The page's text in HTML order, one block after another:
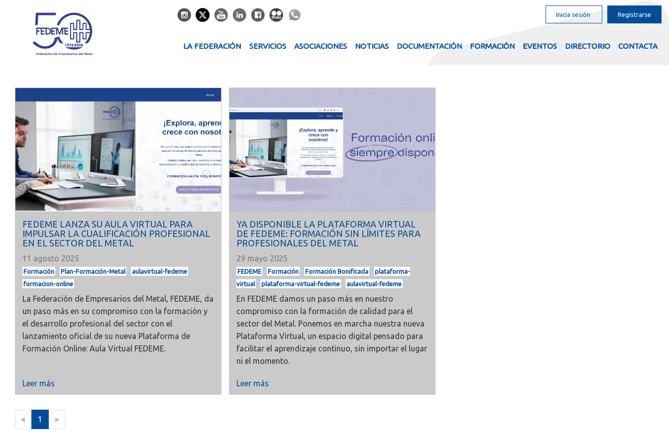
Inicia sesión Registrarse
LA FEDERACIÓN SERVICIOS ASOCIACIONES NOTICIAS DOCUMENTACIÓN FORMACIÓN EVENTOS DIRECTORIO CONTACTA
FEDEME LANZA SU AULA VIRTUAL PARA
IMPULSAR LA CUALIFICACIÓN PROFESIONAL
EN EL SECTOR DEL METAL
11 agosto 2025
Formación Plan-Formación-Metal
aulavirtual-fedeme
formacion-online
La Federación de Empresarios del Metal, FEDEME, da
un paso más en su compromiso con la formación y
el desarrollo profesional del sector con el
lanzamiento oficial de su nueva Plataforma de
Formación Online: Aula Virtual FEDEME.
Leer más
YA DISPONIBLE LA PLATAFORMA VIRTUAL
DE FEDEME: FORMACIÓN SIN LÍMITES PARA
PROFESIONALES DEL METAL
29 mayo 2025
FEDEME Formación Formación Bonificada
plataforma-
virtual
plataforma-virtual-fedeme aulavirtual-fedeme
En FEDEME damos un paso más en nuestro
compromiso con la formación de calidad para el
sector del Metal. Ponemos en marcha nuestra nueva
Plataforma Virtual, un espacio digital pensado para
facilitar el aprendizaje continuo, sin importar el lugar
ni el momento.
Leer más
« 1
c
»